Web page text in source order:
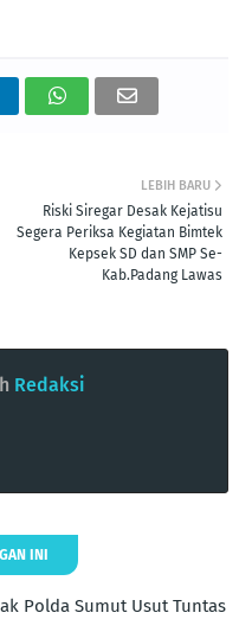
LEBIH BARU
Riski Siregar Desak Kejatisu
Segera Periksa Kegiatan Bimtek
Kepsek SD dan SMP Se-
Kab.Padang Lawas
Redaksi
INI
Polda Sumut Usut Tuntas